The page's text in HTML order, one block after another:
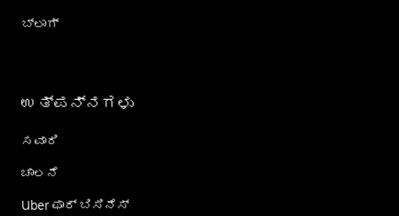
ಬ್ಲಾಗ್
ಉತ್ಪನ್ನಗಳು
ಸವಾರಿ
ಚಾಲನೆ
Uber ಫಾರ್ ಬಿಸಿನೆಸ್